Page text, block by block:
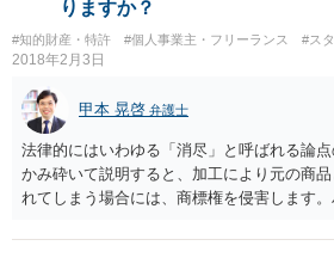
りますか？
#知的財産・特許 #個人事業主・フリーランス #ス
2018年2月3日
甲本 晃啓 弁護士
法律的にはいわゆる「消尽」と呼ばれる論
かみ砕いて説明すると、加工により元の商
れてしまう場合には、商標権を侵害します
ための加工（一般にいう修理）は、商標権